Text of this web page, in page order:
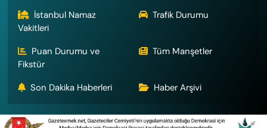
İstanbul Namaz
Vakitleri
Trafik Durumu
Puan Durumu ve
Fikstür
Tüm Manşetler
Son Dakika Haberleri Haber Arşivi